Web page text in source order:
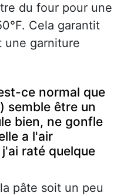
du four pour une
Cela garantit
une garniture
ce normal que
semble être un
bien, ne gonfle
a l'air
raté quelque
pâte soit un peu